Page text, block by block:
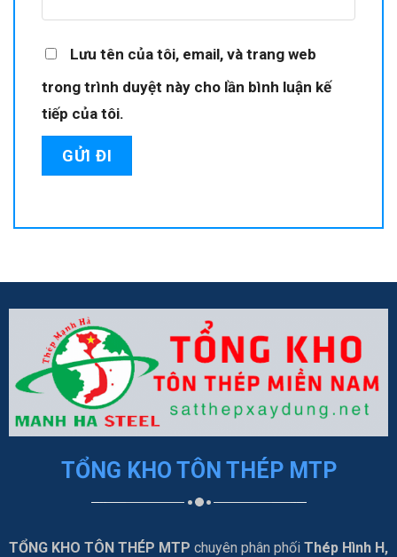
Lưu tên của tôi, email, và trang web
trong trình duyệt này cho lần bình luận kế
tiếp của tôi.
TỔNG KHO TÔN THÉP MTP
TỔNG KHO TÔN THÉP MTP chuyên phân phốiThép Hình H,